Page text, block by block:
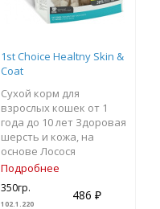
1st Choice Healtny Skin &
Coat
Сухой корм для
взрослых кошек от 1
года до 10 лет Здоровая
шерсть и кожа, на
основе Лосося
Подробнее
350гр.
102.1.220
486 ₽